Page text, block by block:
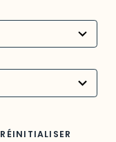
RÉINITIALISER